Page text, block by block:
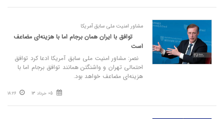
مشاور امنیت ملی سابق آمریکا
توافق با ایران همان برجام اما با هزینه‌ای مضاعف
است
نصر: مشاور امنیت ملی سابق آمریکا ادعا کرد توافق
احتمالی تهران و واشنگتن همانند توافق برجام اما با
هزینه‌ای مضاعف خواهد بود.
05 خرداد 13 18:26